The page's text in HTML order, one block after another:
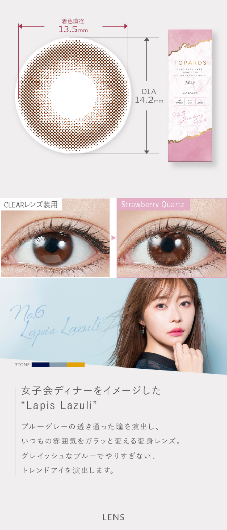
商品についてのお問い合わせ
RECOMMEND ITEM
このアイテムを見た方にお勧めのアイテム
CART
ご利用ガイド
お支払い
特商法の表記・利用規約
プライバシーポリシー
利用規約
会社概要
© LILY EYES All rights reserved.